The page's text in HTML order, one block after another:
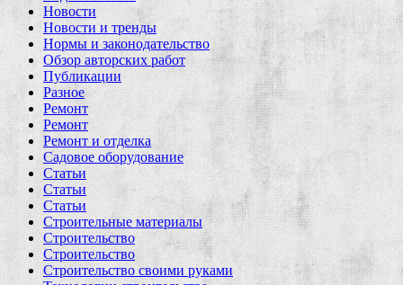
Новости
Новости и тренды
Нормы и законодательство
Обзор авторских работ
Публикации
Разное
Ремонт
Ремонт
Ремонт и отделка
Садовое оборудование
Статьи
Статьи
Статьи
Строительные материалы
Строительство
Строительство
Строительство своими руками